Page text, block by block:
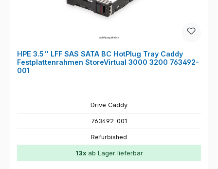
HPE 3.5'' LFF SAS SATA BC HotPlug Tray Caddy
Festplattenrahmen StoreVirtual 3000 3200 763492-
001
Drive Caddy
763492-001
Refurbished
13xab Lager lieferbar